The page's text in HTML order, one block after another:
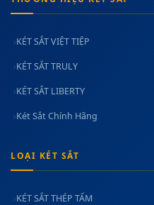
KÉT SẮT VIỆT TIỆP
KÉT SẮT TRULY
KÉT SẮT LIBERTY
Két Sắt Chính Hãng
LOẠI KÉT SẮT
KÉT SẮT THÉP TẤM